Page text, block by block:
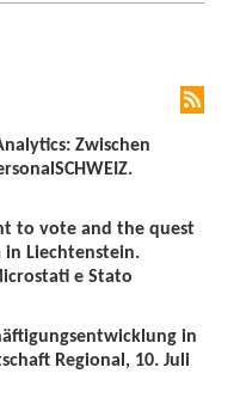
Zwischen
to vote and the quest
Liechtenstein.
e Stato
in
Regional, 10. Juli